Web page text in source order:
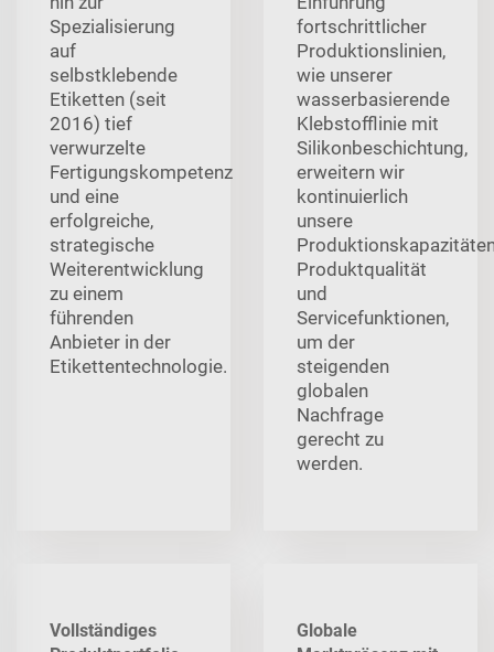
Spezialisierung
auf
selbstklebende
Etiketten (seit
2016) tief
verwurzelte
Fertigungskompetenz
und eine
erfolgreiche,
strategische
Weiterentwicklung
zu einem
führenden
Anbieter in der
Etikettentechnologie.
fortschrittlicher
Produktionslinien,
wie unserer
wasserbasierende
Klebstofflinie mit
Silikonbeschichtung,
erweitern wir
kontinuierlich
unsere
Produktqualität
und
Servicefunktionen,
um der
steigenden
globalen
Nachfrage
gerecht zu
werden.
Vollständiges
Globale